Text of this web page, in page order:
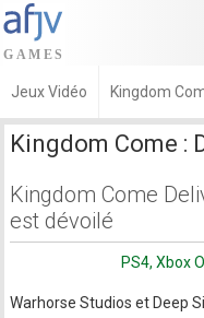
Jeux Vidéo Kingdom
Kingdom Come :
Kingdom Come
est dévoilé
PS4, Xbox
Warhorse Studios et Deep